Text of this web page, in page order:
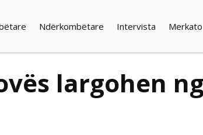
Ndërkombëtare Intervista Merkato
largohen